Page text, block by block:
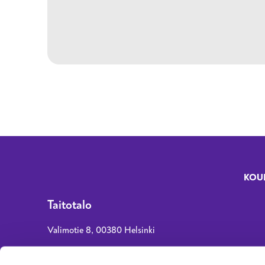
Taitotalo
Valimotie 8, 00380 Helsinki